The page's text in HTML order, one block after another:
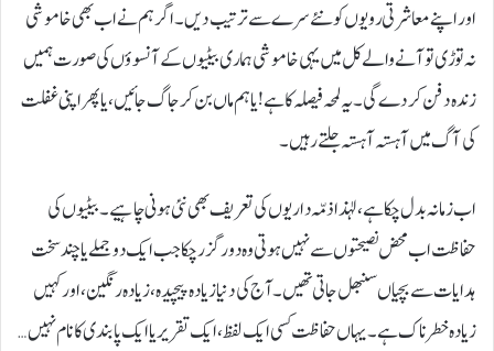
اور اپنے معاشرتی رویوں کو نئے سرے سے ترتیب دیں۔ اگر ہم نے اب بھی خاموشی
نہ توڑی تو آنے والے کل میں یہی خاموشی ہماری بیٹیوں کے آنسوؤں کی صورت ہمیں
زندہ دفن کر دے گی۔ یہ لمحہ فیصلہ کا ہے! یا ہم ماں بن کر جاگ جائیں، یا پھر اپنی غفلت
کی آگ میں آہستہ آہستہ جلتے رہیں۔
اب زمانہ بدل چکا ہے، لہٰذا ذمّہ داریوں کی تعریف بھی نئی ہونی چاہیے۔ بیٹیوں کی
حفاظت اب محض نصیحتوں سے نہیں ہوتی وہ دور گزر چکا جب ایک دو جملے یا چند سخت
ہدایات سے بچیاں سنبھل جاتی تھیں۔ آج کی دنیا زیادہ پیچیدہ، زیادہ رنگین، اور کہیں
زیادہ خطرناک ہے۔ یہاں حفاظت کسی ایک لفظ، ایک تقریر یا ایک پابندی کا نام نہیں…